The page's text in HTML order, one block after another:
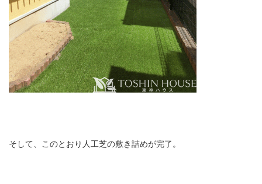
そして、このとおり人工芝の敷き詰めが完了。